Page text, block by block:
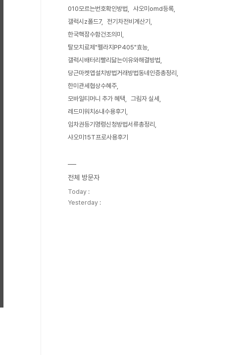
010모르는번호확인방법
샤오미omd등록
갤럭시z폴드7
전기차전비계산기
한국핵잠수함건조의미
탈모치료제"펠라지PP405"효능
갤럭시배터리빨리닳는이유와해결방법
당근마켓앱설치방법거래방법동네인증총정리
한미관세협상수혜주
모바일티머니 추가 혜택
그림자 실세
레드미워치6내수용후기
임차권등기명령신청방법서류총정리
샤오미15T프로사용후기
전체 방문자
Today :
Yesterday :